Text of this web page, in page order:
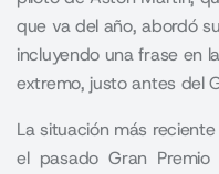
que va del año, abordó
incluyendo una frase en
extremo, justo antes del
La situación más
el pasado Gran